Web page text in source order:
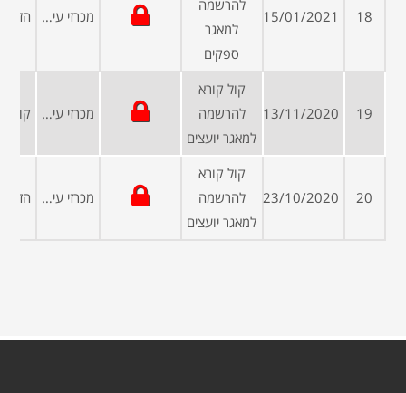
18
15/01/2021
להרשמה
למאגר
ספקים
מכרזי עיריות ומועצות
19
13/11/2020
קול קורא
להרשמה
למאגר יועצים
מכרזי עיריות ומועצות
20
23/10/2020
קול קורא
להרשמה
למאגר יועצים
מכרזי עיריות ומועצות